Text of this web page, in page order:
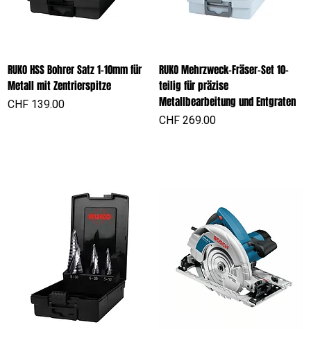
RUKO HSS Bohrer Satz 1-10mm für
Metall mit Zentrierspitze
Preis
CHF 139.00
RUKO Mehrzweck-Fräser-Set 10-
teilig für präzise
Metallbearbeitung und Entgraten
Preis
CHF 269.00